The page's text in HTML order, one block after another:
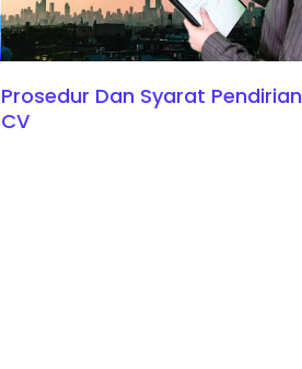
Prosedur Dan Syarat Pendirian
CV